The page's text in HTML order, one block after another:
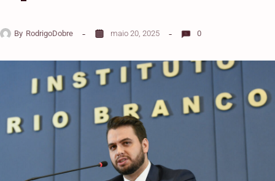
By RodrigoDobre maio 20, 2025 0